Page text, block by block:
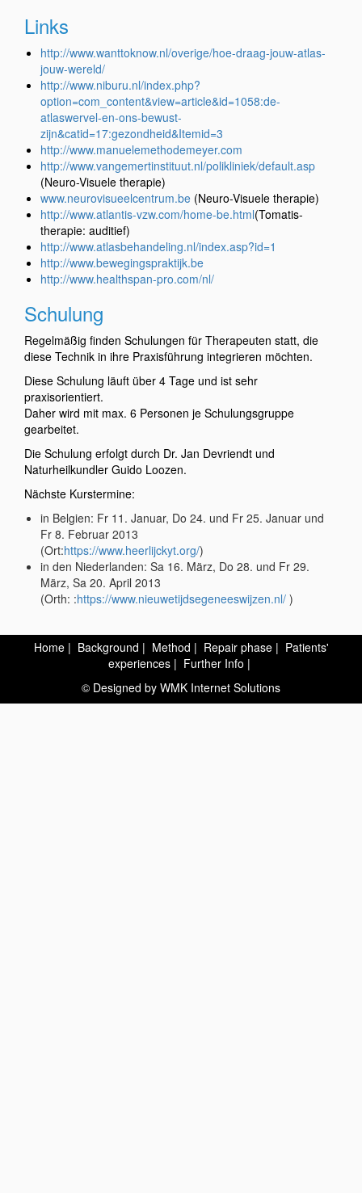
Links
http://www.wanttoknow.nl/overige/hoe-draag-jouw-atlas-
jouw-wereld/
http://www.niburu.nl/index.php?
option=com_content&view=article&id=1058:de-
atlaswervel-en-ons-bewust-
zijn&catid=17:gezondheid&Itemid=3
http://www.manuelemethodemeyer.com
http://www.vangemertinstituut.nl/polikliniek/default.asp
(Neuro-Visuele therapie)
www.neurovisueelcentrum.be (Neuro-Visuele therapie)
http://www.atlantis-vzw.com/home-be.html(Tomatis-
therapie: auditief)
http://www.atlasbehandeling.nl/index.asp?id=1
http://www.bewegingspraktijk.be
http://www.healthspan-pro.com/nl/
Schulung
Regelmäßig finden Schulungen für Therapeuten statt, die
diese Technik in ihre Praxisführung integrieren möchten.
Diese Schulung läuft über 4 Tage und ist sehr
praxisorientiert.
Daher wird mit max. 6 Personen je Schulungsgruppe
gearbeitet.
Die Schulung erfolgt durch Dr. Jan Devriendt und
Naturheilkundler Guido Loozen.
Nächste Kurstermine:
in Belgien: Fr 11. Januar, Do 24. und Fr 25. Januar und
Fr 8. Februar 2013
(Ort:https://www.heerlijckyt.org/)
in den Niederlanden: Sa 16. März, Do 28. und Fr 29.
März, Sa 20. April 2013
(Orth: :https://www.nieuwetijdsegeneeswijzen.nl/ )
Home| Background | Method | Repair phase| Patients'
experiences | Further Info |
© Designed by WMK Internet Solutions